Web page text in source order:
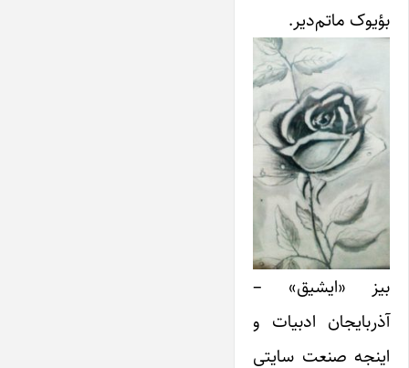
بؤیوک ماتم‌دیر.
بیز «ایشیق» –
آذربایجان ادبیات و
اینجه صنعت سایتی